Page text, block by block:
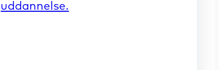
uddannelse.